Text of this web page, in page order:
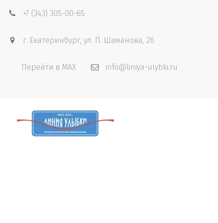
+7 (343) 305-00-65
г. Екатеринбург, ул. П. Шаманова, 26
Перейти в MAX info@liniya-ulybki.ru